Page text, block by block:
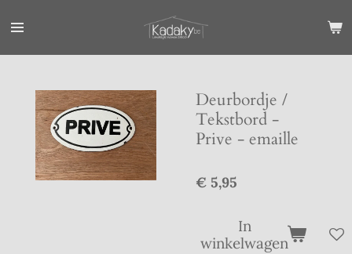
direct
Deurbordje /
Tekstbord -
Prive - emaille
€ 5,95
In
winkelwagen